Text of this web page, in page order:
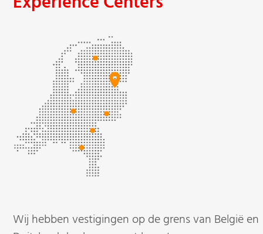
Wij hebben vestigingen op de grens van België en